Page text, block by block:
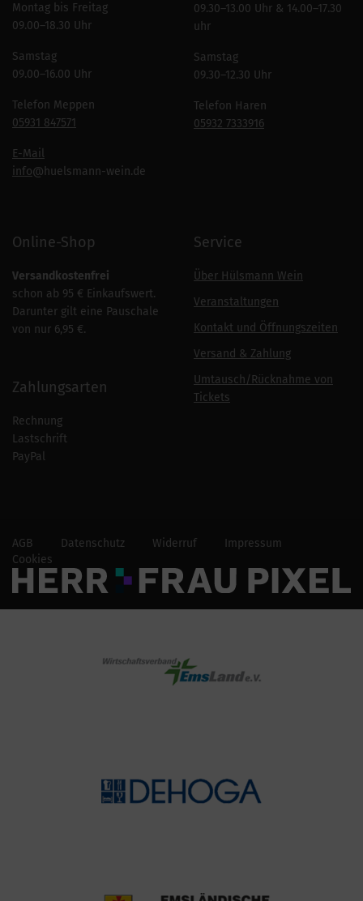
Montag bis Freitag
09.00–18.30 Uhr
Samstag
09.00–16.00 Uhr
Telefon Meppen
05931 847571
E-Mail
info@huelsmann-wein.de
09.30–13.00 Uhr & 14.00–17.30
uhr
Samstag
09.30–12.30 Uhr
Telefon Haren
05932 7333916
Online-Shop
Versandkostenfrei
schon ab 95 € Einkaufswert.
Darunter gilt eine Pauschale
von nur 6,95 €.
Zahlungsarten
Rechnung
Lastschrift
PayPal
Service
Über Hülsmann Wein
Veranstaltungen
Kontakt und Öffnungszeiten
Versand & Zahlung
Umtausch/Rücknahme von
Tickets
AGB Datenschutz Widerruf
Impressum
Cookies